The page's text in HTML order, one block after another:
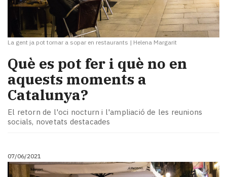
La gent ja pot tornar a sopar en restaurants | Helena Margarit
Què es pot fer i què no en
aquests moments a
Catalunya?
El retorn de l'oci nocturn i l'ampliació de les reunions
socials, novetats destacades
07/06/2021